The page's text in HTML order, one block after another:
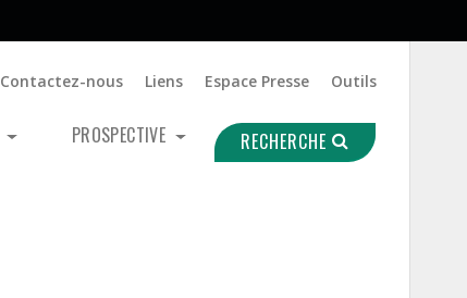
Contactez-nous Liens Espace Presse Outils
PROSPECTIVE RECHERCHE